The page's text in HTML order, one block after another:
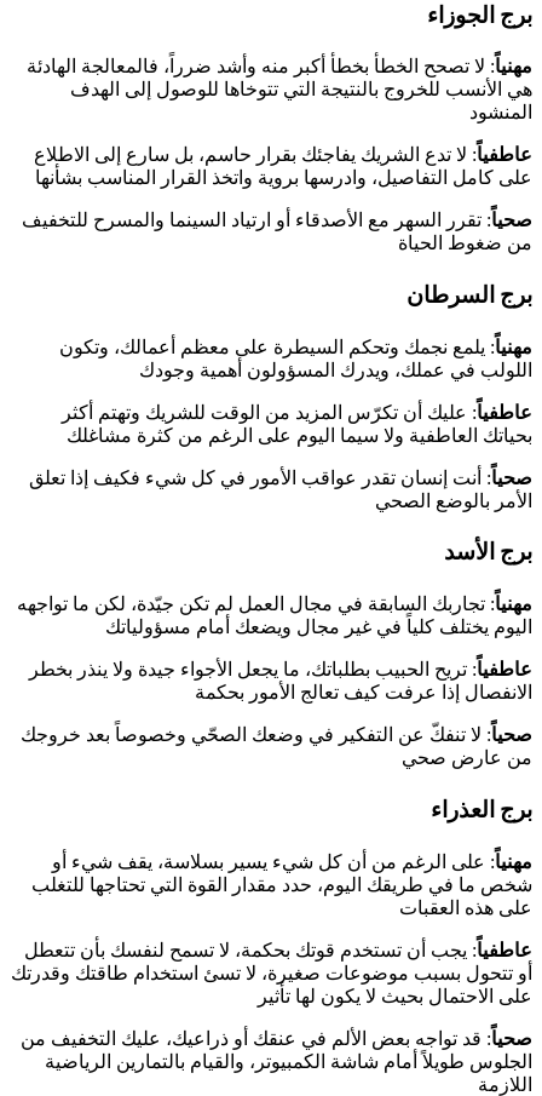
برج الجوزاء
مهنياً: لا تصحح الخطأ بخطأ أكبر منه وأشد ضرراً، فالمعالجة الهادئة
هي الأنسب للخروج بالنتيجة التي تتوخاها للوصول إلى الهدف
المنشود
عاطفياً: لا تدع الشريك يفاجئك بقرار حاسم، بل سارع إلى الاطلاع
على كامل التفاصيل، وادرسها بروية واتخذ القرار المناسب بشأنها
صحياً: تقرر السهر مع الأصدقاء أو ارتياد السينما والمسرح للتخفيف
من ضغوط الحياة
برج السرطان
مهنياً: يلمع نجمك وتحكم السيطرة على معظم أعمالك، وتكون
اللولب في عملك، ويدرك المسؤولون أهمية وجودك
عاطفياً: عليك أن تكرّس المزيد من الوقت للشريك وتهتم أكثر
بحياتك العاطفية ولا سيما اليوم على الرغم من كثرة مشاغلك
صحياً: أنت إنسان تقدر عواقب الأمور في كل شيء فكيف إذا تعلق
الأمر بالوضع الصحي
برج الأسد
مهنياً: تجاربك السابقة في مجال العمل لم تكن جيّدة، لكن ما تواجهه
اليوم يختلف كلياً في غير مجال ويضعك أمام مسؤولياتك
عاطفياً: تريح الحبيب بطلباتك، ما يجعل الأجواء جيدة ولا ينذر بخطر
الانفصال إذا عرفت كيف تعالج الأمور بحكمة
صحياً: لا تنفكّ عن التفكير في وضعك الصحّي وخصوصاً بعد خروجك
من عارض صحي
برج العذراء
مهنياً: على الرغم من أن كل شيء يسير بسلاسة، يقف شيء أو
شخص ما في طريقك اليوم، حدد مقدار القوة التي تحتاجها للتغلب
على هذه العقبات
عاطفياً: يجب أن تستخدم قوتك بحكمة، لا تسمح لنفسك بأن تتعطل
أو تتحول بسبب موضوعات صغيرة، لا تسئ استخدام طاقتك وقدرتك
على الاحتمال بحيث لا يكون لها تأثير
صحياً: قد تواجه بعض الألم في عنقك أو ذراعيك، عليك التخفيف من
الجلوس طويلاً أمام شاشة الكمبيوتر، والقيام بالتمارين الرياضية
اللازمة